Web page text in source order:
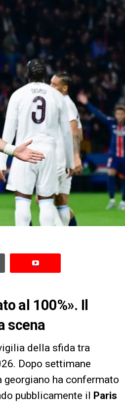
al 100%». Il
scena
della sfida tra
Dopo settimane
ha confermato
pubblicamente il Paris